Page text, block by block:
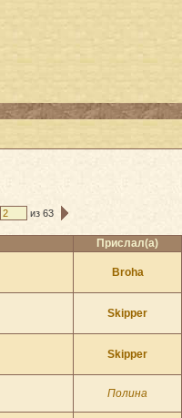
из 63
Прислал(а)
Broha
Skipper
Skipper
Полина